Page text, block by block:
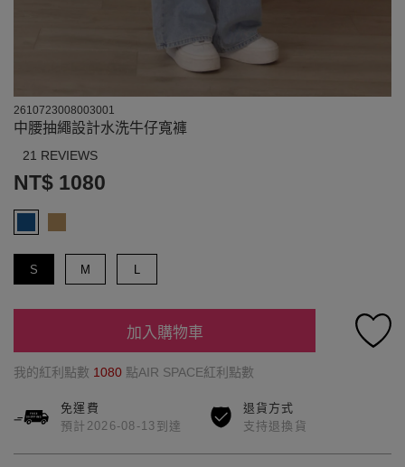
2610723008003001
中腰抽繩設計水洗牛仔寬褲
21 REVIEWS
NT$ 1080
S M L
加入購物車
我的紅利點數 1080 點AIR SPACE紅利點數
免運費
預計2026-08-13到達
退貨方式
支持退換貨